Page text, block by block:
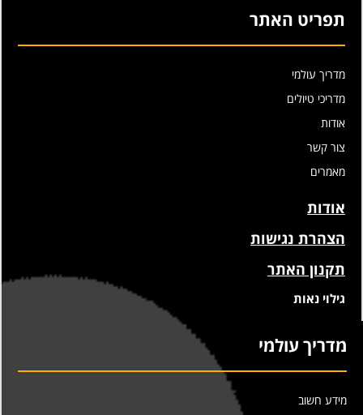
תפריט האתר
מדריך עולמי
מדריכי טיולים
אודות
צור קשר
מאמרים
אודות
הצהרת נגישות
תקנון האתר
גילוי נאות
מדריך עולמי
מידע חשוב